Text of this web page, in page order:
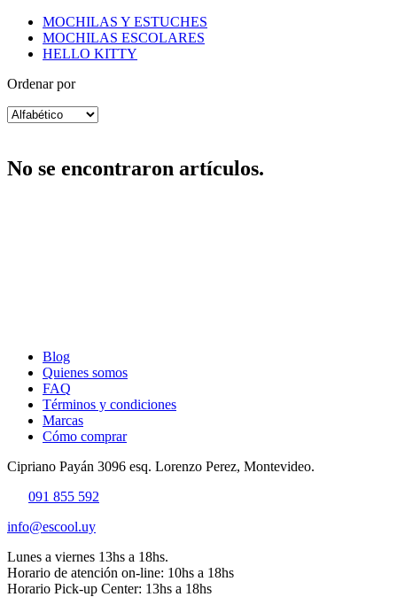
MOCHILAS Y ESTUCHES
MOCHILAS ESCOLARES
HELLO KITTY
Ordenar por
No se encontraron artículos.
Blog
Quienes somos
FAQ
Términos y condiciones
Marcas
Cómo comprar
Cipriano Payán 3096 esq. Lorenzo Perez, Montevideo.
091 855 592
info@escool.uy
Lunes a viernes 13hs a 18hs.
Horario de atención on-line: 10hs a 18hs
Horario Pick-up Center: 13hs a 18hs